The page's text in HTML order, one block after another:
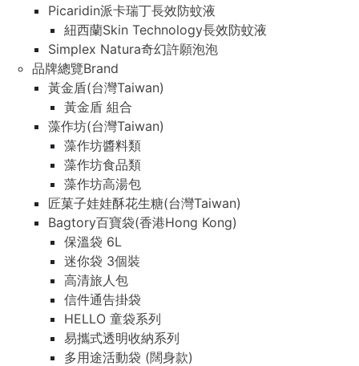
Picaridin派卡瑞丁長效防蚊液
紐西蘭Skin Technology長效防蚊液
Simplex Natura奇幻許願泡泡
品牌總覽Brand
黃金盾(台灣Taiwan)
黃金盾 組合
藻作坊(台灣Taiwan)
藻作坊醬料類
藻作坊食品類
藻作坊高湯包
匠菓子娃娃酥花生糖(台灣Taiwan)
Bagtory百寶袋(香港Hong Kong)
保溫袋 6L
迷你袋 3個裝
高清旅人包
信件通告掛袋
HELLO 童袋系列
易攜式透明收納系列
多用途活動袋 (闊身款)